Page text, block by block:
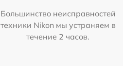
Большинство неисправностей
техники Nikon мы устраняем в
течение 2 часов.